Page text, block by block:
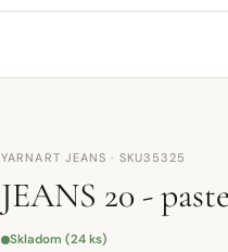
YARNART JEANS · SKU35325
JEANS 20 -
Skladom (24 ks)